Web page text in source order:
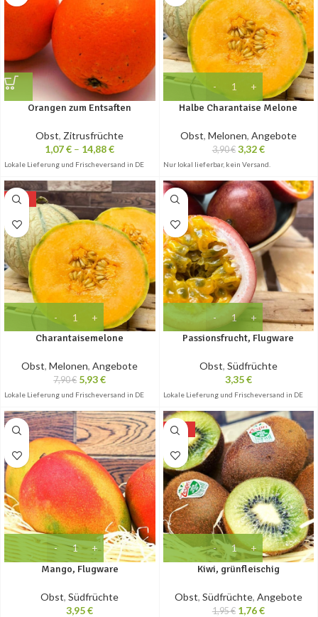
Orangen zum Entsaften
Obst, Zitrusfrüchte
1,07€ – 14,88€
Lokale Lieferung und Frischeversand in DE
Halbe Charantaise Melone
Obst, Melonen, Angebote
3,90€ 3,32€
Nur lokal lieferbar, kein Versand.
-25%
Charantaisemelone
Obst,Melonen,Angebote
7,90€ 5,93€
Lokale Lieferung und Frischeversand in DE
Passionsfrucht, Flugware
Obst, Südfrüchte
3,35€
Lokale Lieferung und Frischeversand in DE
Mango, Flugware
Obst,Südfrüchte
3,95€
-10%
Kiwi, grünfleischig
Obst, Südfrüchte, Angebote
1,95€ 1,76€